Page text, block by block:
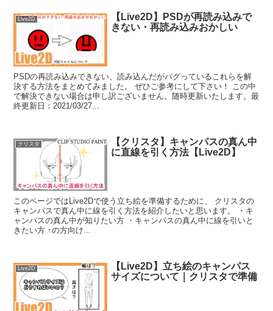
Live2D
【Live2D】PSDが再読み込みで
きない・再読み込みおかしい
PSDの再読み込みできない、読み込んだがバグっているこれらを解
決する方法をまとめてみました。 ぜひご参考にして下さい！ この中
で解決できない場合は申し訳ございません。随時更新いたします。最
終更新日：2021/03/27...
クリスタ
【クリスタ】キャンパスの真ん中
に直線を引く方法【Live2D】
このページではLive2Dで使う立ち絵を準備するために、 クリスタの
キャンパスで真ん中に線を引く方法を紹介したいと思います。 ・キ
ャンパスの真ん中が知りたい方 ・キャンパスの真ん中に線を引いと
きたい方 ↑の方向け...
Live2D
【Live2D】立ち絵のキャンパス
サイズについて｜クリスタで準備